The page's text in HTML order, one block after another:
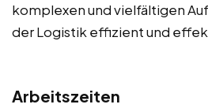
komplexen und vielfältigen
der Logistik effizient und
Arbeitszeiten